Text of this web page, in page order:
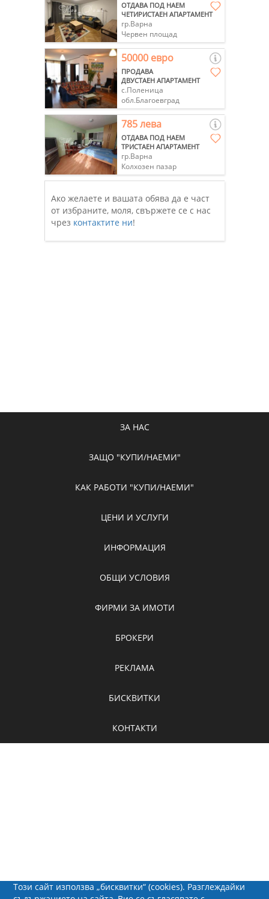
ОТДАВА ПОД НАЕМ
ЧЕТИРИСТАЕН АПАРТАМЕНТ
гр.Варна
Червен площад
50000 евро
ПРОДАВА
ДВУСТАЕН АПАРТАМЕНТ
с.Поленица
обл.Благоевград
785 лева
ОТДАВА ПОД НАЕМ
ТРИСТАЕН АПАРТАМЕНТ
гр.Варна
Колхозен пазар
Ако желаете и вашата обява да е част
от избраните, моля, свържете се с нас
чрез контактите ни!
ЗА НАС
ЗАЩО "КУПИ/НАЕМИ"
КАК РАБОТИ "КУПИ/НАЕМИ"
ЦЕНИ И УСЛУГИ
ИНФОРМАЦИЯ
ОБЩИ УСЛОВИЯ
ФИРМИ ЗА ИМОТИ
БРОКЕРИ
РЕКЛАМА
БИСКВИТКИ
КОНТАКТИ
Този сайт използва „бисквитки“ (cookies). Разглеждайки